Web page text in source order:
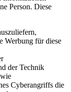
Person. Diese
Werbung für diese
der Technik
Cyberangriffs die